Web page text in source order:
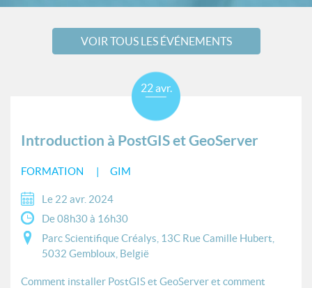
VOIR TOUS LES ÉVÉNEMENTS
Introduction à PostGIS et GeoServer
FORMATION GIM
22 avr.
Le 22 avr. 2024
De 08h30 à 16h30
Parc Scientifique Créalys, 13C Rue Camille Hubert,
5032 Gembloux, België
Comment installer PostGIS et GeoServer et comment